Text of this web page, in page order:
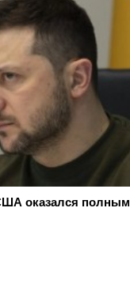
оказался полным